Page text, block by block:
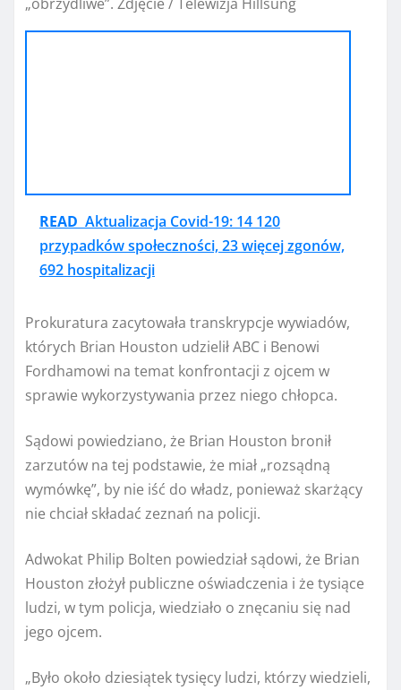
READ Aktualizacja Covid-19: 14 120
przypadków społeczności, 23 więcej zgonów,
692 hospitalizacji
Prokuratura zacytowała transkrypcje wywiadów,
których Brian Houston udzielił ABC i Benowi
Fordhamowi na temat konfrontacji z ojcem w
sprawie wykorzystywania przez niego chłopca.
Sądowi powiedziano, że Brian Houston bronił
zarzutów na tej podstawie, że miał „rozsądną
wymówkę”, by nie iść do władz, ponieważ skarżący
nie chciał składać zeznań na policji.
Adwokat Philip Bolten powiedział sądowi, że Brian
Houston złożył publiczne oświadczenia i że tysiące
ludzi, w tym policja, wiedziało o znęcaniu się nad
jego ojcem.
„Było około dziesiątek tysięcy ludzi, którzy wiedzieli,